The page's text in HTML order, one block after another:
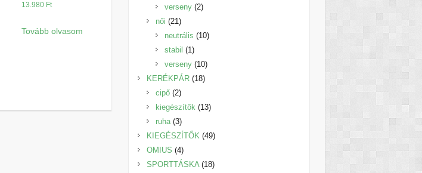
13.980 Ft
Tovább olvasom
termék
verseny 22
női 2121
termék
neutrális 1010
stabil 11
termék
verseny 1010
termék
KERÉKPÁR 1818
cipő 22
termék
kiegészítők 1313
ruha 33
termék
KIEGÉSZÍTŐK 4949
OMIUS 44
termék
SPORTTÁSKA 1818